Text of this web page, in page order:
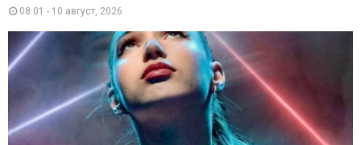
08:01 - 10 август, 2026